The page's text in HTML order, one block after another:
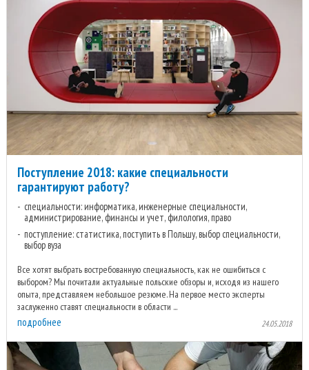
Поступление 2018: какие специальности
гарантируют работу?
специальности: информатика, инженерные специальности,
администрирование, финансы и учет, филология, право
поступление: статистика, поступить в Польшу, выбор специальности,
выбор вуза
Все хотят выбрать востребованную специальность, как не ошибиться с
выбором? Мы почитали актуальные польские обзоры и, исходя из нашего
опыта, представляем небольшое резюме. На первое место эксперты
заслуженно ставят специальности в области ...
подробнее 24.05.2018